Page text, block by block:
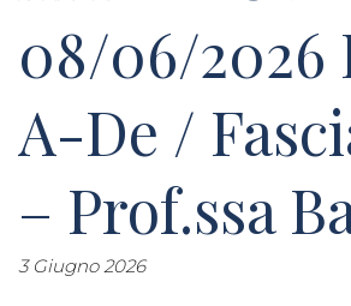
08/06/2026
A-De /
– Prof.ssa
3 Giugno 2026